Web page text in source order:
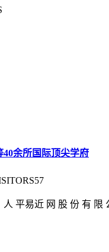
余所国际顶尖学府
平易近 网 股 份 有